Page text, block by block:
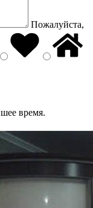
Пожалуйста,
время.